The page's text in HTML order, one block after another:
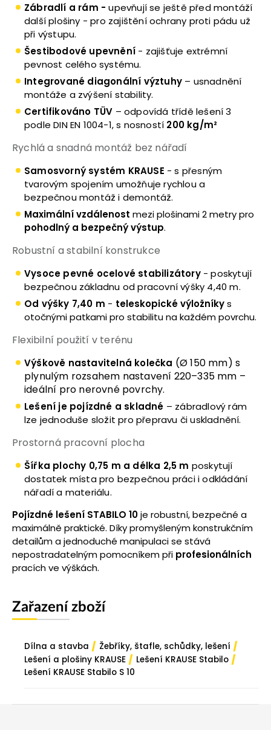
Zábradlí a rám -upevňují se ještě před montáží
další plošiny - pro zajištění ochrany proti pádu už
při výstupu.
Šestibodové upevnění - zajišťuje extrémní
pevnost celého systému.
Integrované diagonální výztuhy – usnadnění
montáže a zvýšení stability.
Certifikováno TÜV – odpovídá třídě lešení 3
podle DIN EN 1004-1, s nosností 200 kg/m²
Rychlá a snadná montáž bez nářadí
Samosvorný systém KRAUSE - s přesným
tvarovým spojením umožňuje rychlou a
bezpečnou montáž i demontáž.
Maximální vzdálenost mezi plošinami 2 metry pro
pohodlný a bezpečný výstup.
Robustní a stabilní konstrukce
Vysoce pevné ocelové stabilizátory- poskytují
bezpečnou základnu od pracovní výšky 4,40 m.
Od výšky 7,40 m - teleskopické výložníkys
otočnými patkami pro stabilitu na každém povrchu.
Flexibilní použití v terénu
Výškově nastavitelná kolečka (Ø 150 mm) s
plynulým rozsahem nastavení 220–335 mm –
ideální pro nerovné povrchy.
Lešení je pojízdné a skladné – zábradlový rám
lze jednoduše složit pro přepravu či uskladnění.
Prostorná pracovní plocha
Šířka plochy 0,75 m a délka 2,5 m poskytují
dostatek místa pro bezpečnou práci i odkládání
nářadí a materiálu.
Pojízdné lešení STABILO 10je robustní, bezpečné a
maximálně praktické. Díky promyšleným konstrukčním
detailům a jednoduché manipulaci se stává
nepostradatelným pomocníkem při profesionálních
pracích ve výškách.
Zařazení zboží
Dílna a stavba / Žebříky, štafle, schůdky, lešení /
Lešení a plošiny KRAUSE / Lešení KRAUSE Stabilo /
Lešení KRAUSE Stabilo S 10